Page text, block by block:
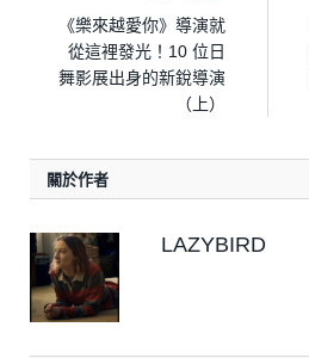
《樂來越愛你》導演就
從這裡發光！10 位日
舞影展出身的新銳導演
（上）
關於作者
LAZYBIRD